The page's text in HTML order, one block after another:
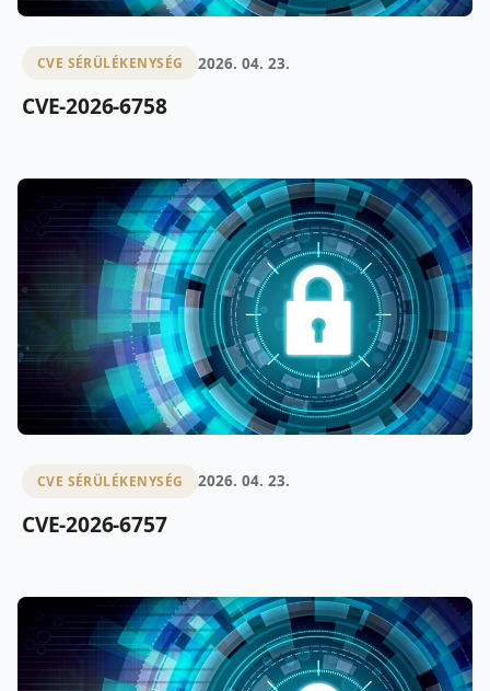
CVE SÉRÜLÉKENYSÉG 2026. 04. 23.
CVE-2026-6758
CVE SÉRÜLÉKENYSÉG 2026. 04. 23.
CVE-2026-6757